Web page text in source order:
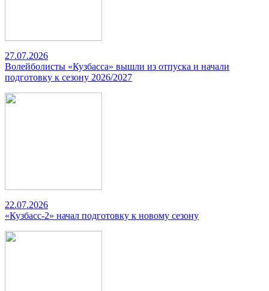
27.07.2026
Волейболисты «Кузбасса» вышли из отпуска и начали
подготовку к сезону 2026/2027
22.07.2026
«Кузбасс-2» начал подготовку к новому сезону